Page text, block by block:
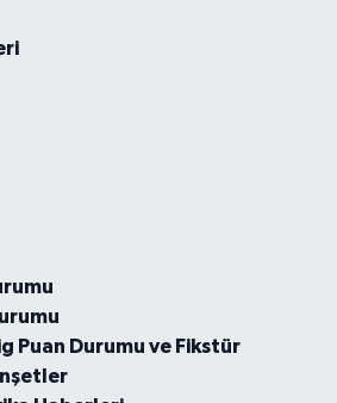
Puan Durumu ve Fikstür